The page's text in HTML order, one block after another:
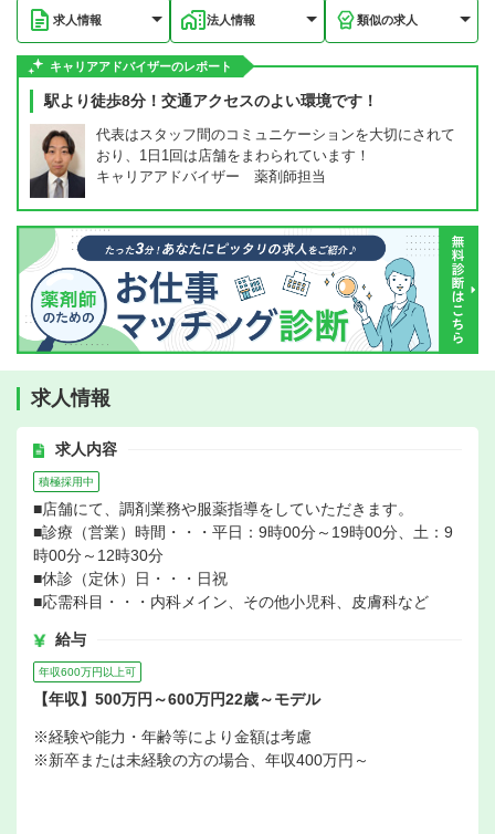
求人情報 法人情報 類似の求人
キャリアアドバイザーのレポート
駅より徒歩8分！交通アクセスのよい環境です！
代表はスタッフ間のコミュニケーションを大切にされて
おり、1日1回は店舗をまわられています！
キャリアアドバイザー 薬剤師担当
求人情報
求人内容
積極採用中
■店舗にて、調剤業務や服薬指導をしていただきます。
■診療（営業）時間・・・平日：9時00分～19時00分、土：9
時00分～12時30分
■休診（定休）日・・・日祝
■応需科目・・・内科メイン、その他小児科、皮膚科など
給与
年収600万円以上可
【年収】500万円～600万円22歳～モデル
※経験や能力・年齢等により金額は考慮
※新卒または未経験の方の場合、年収400万円～